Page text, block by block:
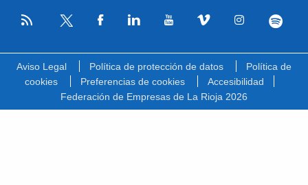
RSS
Aviso Legal Política de protección de datos
Política de
cookies
Preferencias de cookies
Accesibilidad
Federación de Empresas de La Rioja 2026